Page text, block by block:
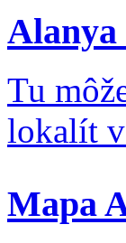
Tu
lokalít v
Mapa